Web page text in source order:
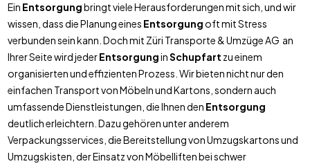
Ein Entsorgungbringt viele Herausforderungen mit sich, und wir
wissen, dass die Planung eines Entsorgungoft mit Stress
verbunden sein kann. Doch mit Züri Transporte & Umzüge AG an
Ihrer Seite wird jederEntsorgunginSchupfart zu einem
organisierten und effizienten Prozess. Wir bieten nicht nur den
einfachen Transport von Möbeln und Kartons, sondern auch
umfassende Dienstleistungen, die Ihnen den Entsorgung
deutlich erleichtern. Dazu gehören unter anderem
Verpackungsservices, die Bereitstellung von Umzugskartons und
Umzugskisten, der Einsatz von Möbelliften bei schwer